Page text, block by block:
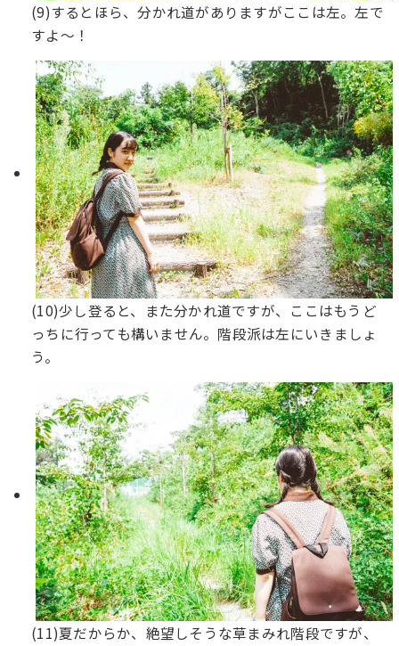
(9)するとほら、分かれ道がありますがここは左。左で
すよ〜！
(10)少し登ると、また分かれ道ですが、ここはもうど
っちに行っても構いません。階段派は左にいきましょ
う。
(11)夏だからか、絶望しそうな草まみれ階段ですが、